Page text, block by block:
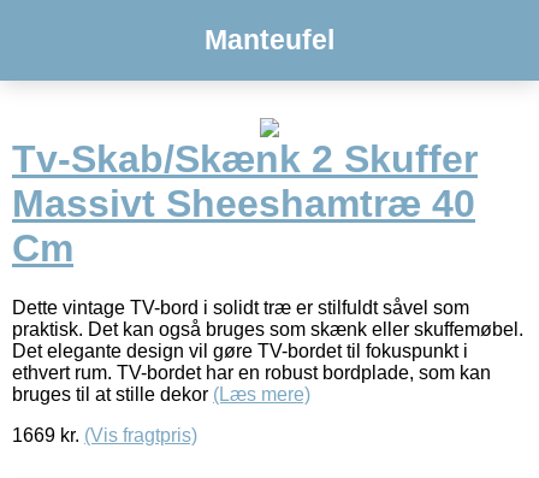
Manteufel
Tv-Skab/Skænk 2 Skuffer
Massivt Sheeshamtræ 40
Cm
Dette vintage TV-bord i solidt træ er stilfuldt såvel som
praktisk. Det kan også bruges som skænk eller skuffemøbel.
Det elegante design vil gøre TV-bordet til fokuspunkt i
ethvert rum. TV-bordet har en robust bordplade, som kan
bruges til at stille dekor (Læs mere)
1669 kr. (Vis fragtpris)